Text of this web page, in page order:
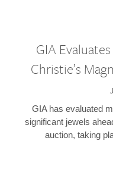
GIA
Christie’s
GIA has evaluated
significant jewels
auction, taking